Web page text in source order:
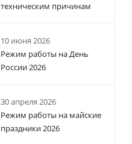
техническим причинам
10 июня 2026
Режим работы на День
России 2026
30 апреля 2026
Режим работы на майские
праздники 2026